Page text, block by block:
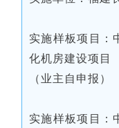
实施样板项目：
化机房建设项目
（业主自申报）
实施样板项目：